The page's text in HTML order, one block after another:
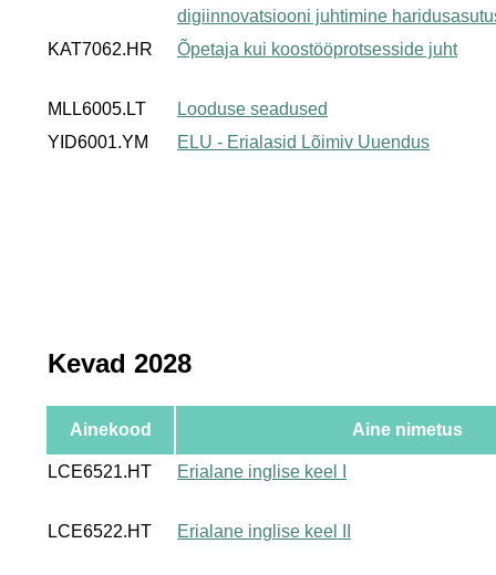
digiinnovatsiooni juhtimine
KAT7062.HR
Õpetaja kui koostööprotsesside juht
MLL6005.LT
Looduse seadused
YID6001.YM
ELU - Erialasid Lõimiv Uuendus
Kevad 2028
Ainekood Aine nimetus
LCE6521.HT Erialane inglise keel I
LCE6522.HT Erialane inglise keel II